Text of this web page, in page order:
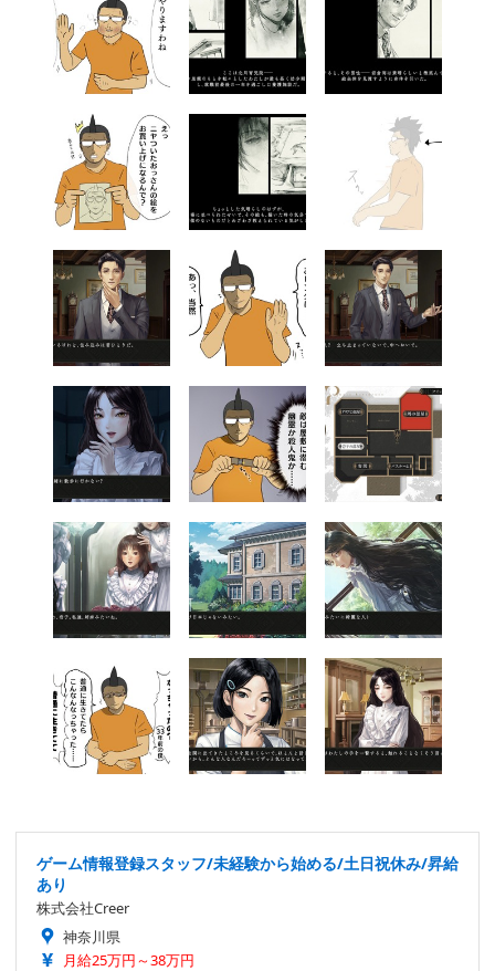
ゲーム情報登録スタッフ/未経験から始める/土日祝休み/昇給
あり
株式会社Creer
神奈川県
月給25万円～38万円